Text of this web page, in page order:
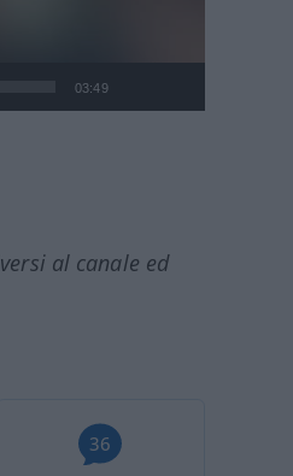
03:49
al canale ed
36